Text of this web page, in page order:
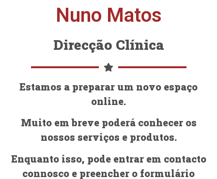
Nuno Matos
Direcção Clínica
Estamos a preparar um novo espaço
online.
Muito em breve poderá conhecer os
nossos serviços e produtos.
Enquanto isso, pode entrar em contacto
connosco e preencher o formulário